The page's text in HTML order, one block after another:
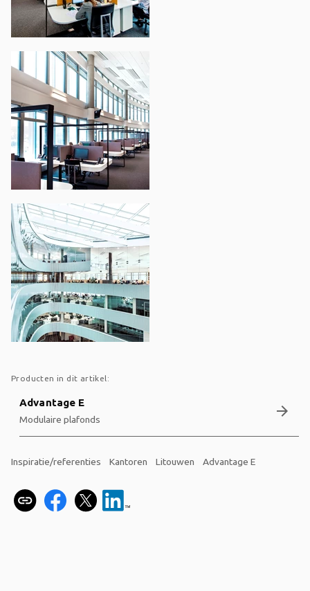
Producten in dit artikel:
Advantage E
Modulaire plafonds arrow_forward
Inspiratie/referenties Kantoren Litouwen Advantage E